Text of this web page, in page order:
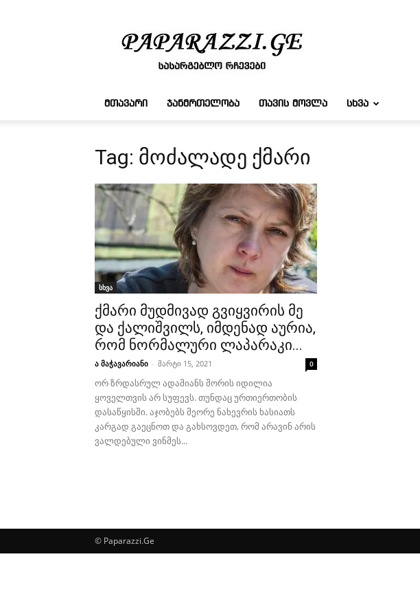
რჩევები
ᲛᲗᲐᲕᲐᲠᲘ ᲯᲐᲜᲛᲠᲗᲔᲚᲝᲑᲐ ᲗᲐᲕᲘᲡ ᲛᲝᲕᲚᲐ ᲡᲮᲕᲐ
Tag: მოძალადე ქმარი
სხვა
ქმარი მუდმივად გვიყვირის მე
და ქალიშვილს, იმდენად აურია,
რომ ნორმალური ლაპარაკი...
ა მაჭავარიანი - მარტი 15, 2021 0
ორ ზრდასრულ ადამიანს შორის იდილია
ყოველთვის არ სუფევს. თუნდაც ურთიერთობის
დასაწყისში. აჯობებს მეორე ნახევრის ხასიათს
კარგად გაეცნოთ და გახსოვდეთ, რომ არავინ არის
ვალდებული ვინმეს...
© Paparazzi.Ge